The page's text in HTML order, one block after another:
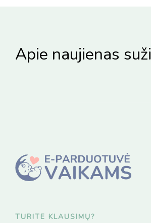
Apie naujienas
TURITE KLAUSIMŲ?